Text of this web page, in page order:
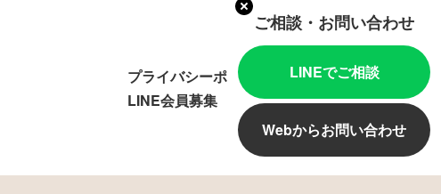
プライバシーポリシー
LINE会員募集
ご相談・お問い合わせ
LINEでご相談
Webからお問い合わせ